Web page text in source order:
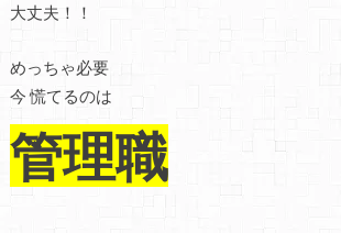
大丈夫！！
めっちゃ必要
今 慌てるのは
管理職